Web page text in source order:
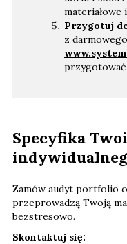
materiałowe
Przygotuj
z
przygotować
Specyfika
Zamów audyt portfolio
przeprowadzą Twoją
bezstresowo.
Skontaktuj się: